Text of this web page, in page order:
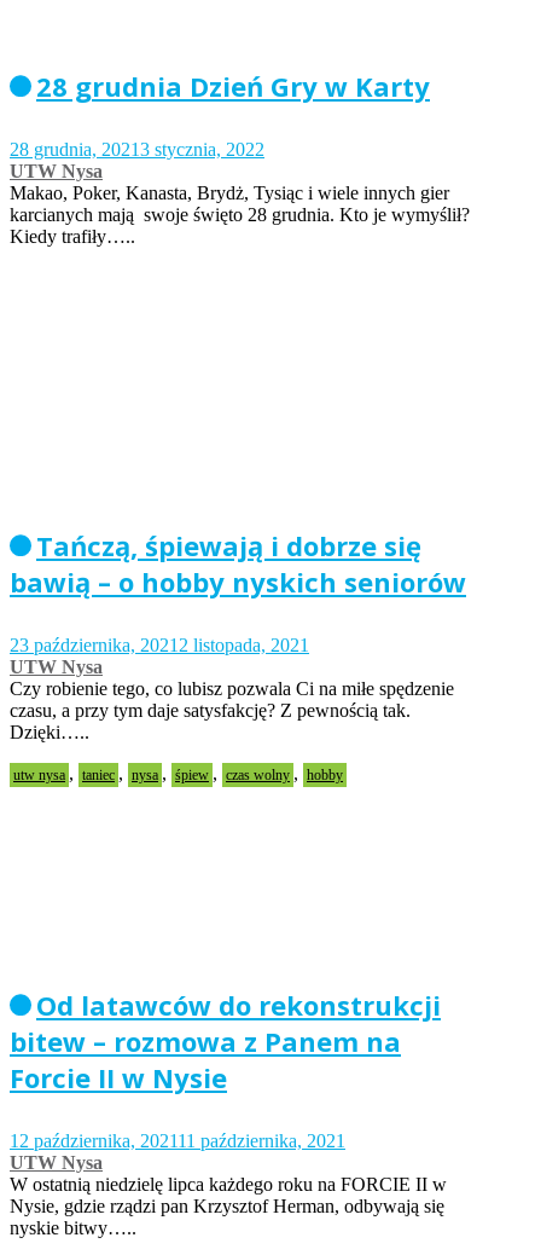
28 grudnia Dzień Gry w Karty
28 grudnia, 20213 stycznia, 2022
UTW Nysa
Makao, Poker, Kanasta, Brydż, Tysiąc i wiele innych gier
karcianych mają swoje święto 28 grudnia. Kto je wymyślił?
Kiedy trafiły…..
Tańczą, śpiewają i dobrze się
bawią – o hobby nyskich seniorów
23 października, 2021 2 listopada, 2021
UTW Nysa
Czy robienie tego, co lubisz pozwala Ci na miłe spędzenie
czasu, a przy tym daje satysfakcję? Z pewnością tak.
Dzięki…..
utw nysa , taniec , nysa , śpiew , czas wolny , hobby
Od latawców do rekonstrukcji
bitew – rozmowa z Panem na
Forcie II w Nysie
12 października, 202111 października, 2021
UTW Nysa
W ostatnią niedzielę lipca każdego roku na FORCIE II w
Nysie, gdzie rządzi pan Krzysztof Herman, odbywają się
nyskie bitwy…..